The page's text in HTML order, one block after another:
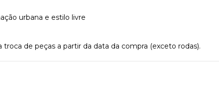
urbana e estilo livre
troca de peças a partir da data da compra (exceto rodas).